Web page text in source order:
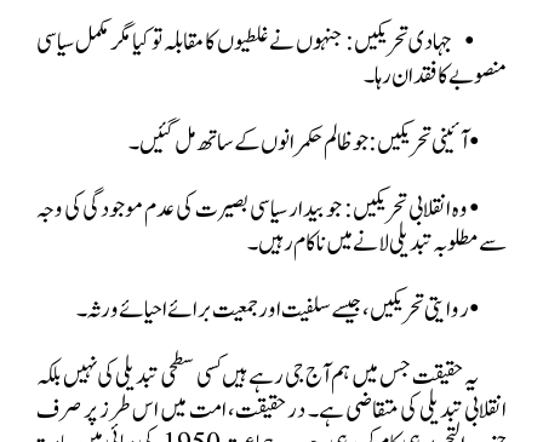
• جہادی تحریکیں: جنہوں نے غلطیوں کا مقابلہ تو کیا مگر مکمل سیاسی
منصوبےکا فقدان رہا۔
•آئینی تحریکیں: جو ظالم حکمرانوں کے ساتھ مل گئیں۔
• وہ انقلابی تحریکیں:جو بیدار سیاسی بصیرت کی عدم موجودگی کی وجہ
سے مطلوبہ تبدیلی لانے میں ناکام رہیں۔
• روایتی تحریکیں، جیسے سلفیت اور جمعیت برائے احیائے ورثہ۔
یہ حقیقت جس میں ہم آج جی رہے ہیں کسی سطحی تبدیلی کی نہیں بلکہ
انقلابی تبدیلی کی متقاضی ہے۔ درحقیقت، امت میں اس طرز پر صرف